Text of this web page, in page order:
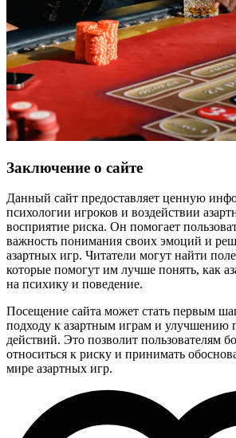
Заключение о сайте
Данный сайт предоставляет ценную
психологии игроков и воздействии
восприятие риска. Он помогает
важность понимания своих эмоций и
азартных игр. Читатели могут найти
которые помогут им лучше понять, как
на психику и поведение.
Посещение сайта может стать первым
подходу к азартным играм и улучшению
действий. Это позволит пользователям
относиться к риску и принимать
мире азартных игр.